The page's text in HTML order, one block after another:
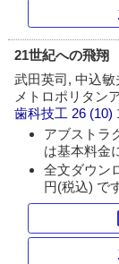
21世紀への飛翔
武田英司, 中込
メトロポリタン
歯科技工 26 (10)
アブストラ
は基本料金
全文ダウン
円(税込) で